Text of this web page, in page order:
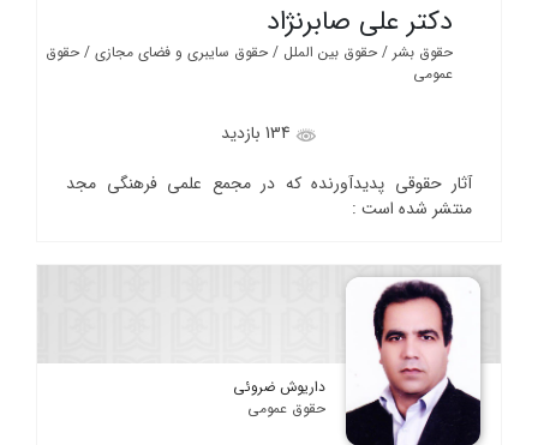
دکتر علی صابرنژاد
حقوق بشر / حقوق بین الملل / حقوق سایبری و فضای مجازی / حقوق
عمومی
آثار حقوقی پدیدآورنده که در مجمع علمی فرهنگی مجد
منتشر شده است :
داریوش ضروئی
حقوق عمومی